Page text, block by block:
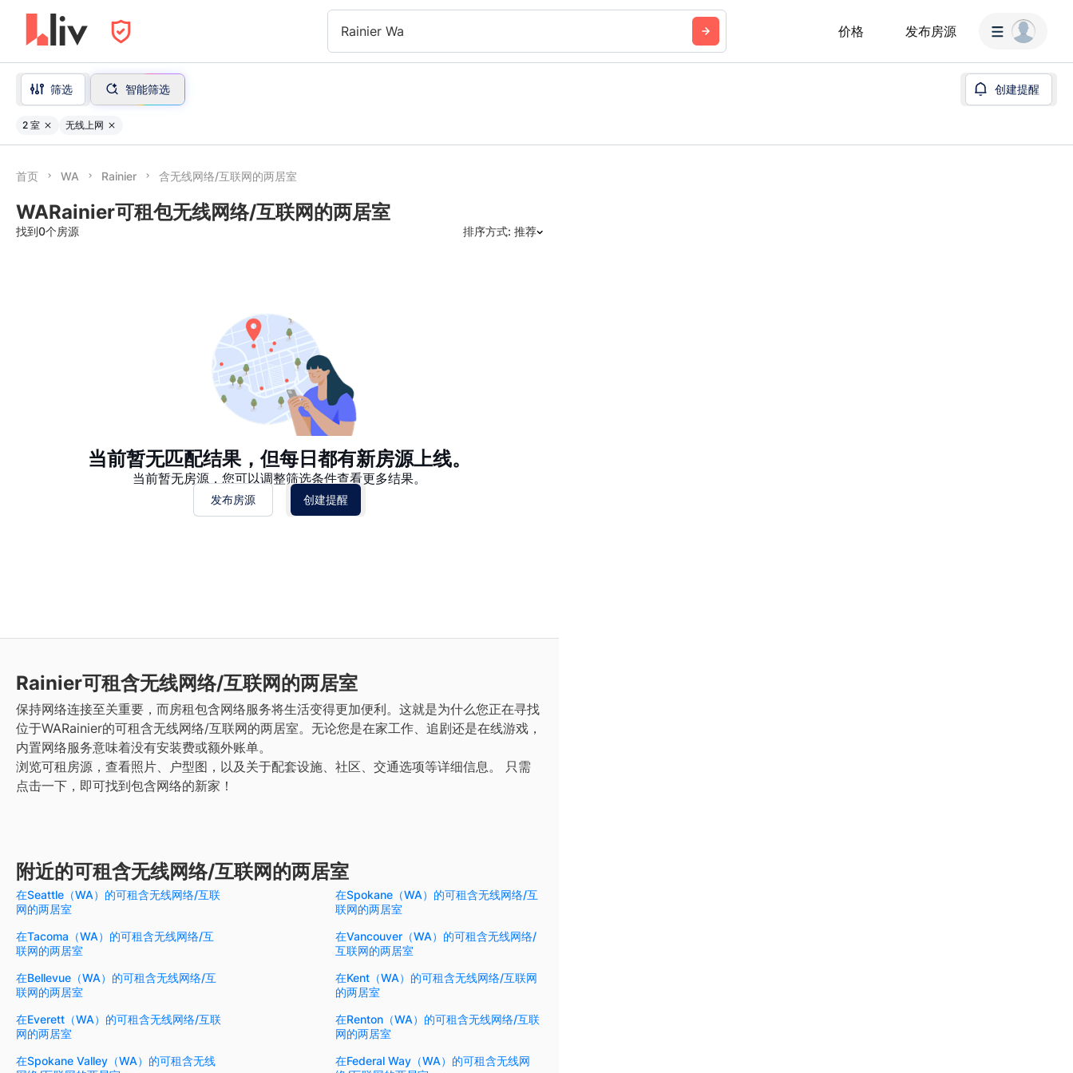
Rainier Wa 价格 发布房源
筛选 智能筛选 创建提醒
2 室 无线上网
首页 WA Rainier 含无线网络/互联网的两居室
WARainier可租包无线网络/互联网的两居室
找到0个房源 排序方式: 推荐
当前暂无匹配结果，但每日都有新房源上线。
当前暂无房源，您可以调整筛选条件查看更多结果。
发布房源 创建提醒
Rainier可租含无线网络/互联网的两居室
保持网络连接至关重要，而房租包含网络服务将生活变得更加便利。这就是为什么您正在寻找
位于WARainier的可租含无线网络/互联网的两居室。无论您是在家工作、追剧还是在线游戏，
内置网络服务意味着没有安装费或额外账单。
浏览可租房源，查看照片、户型图，以及关于配套设施、社区、交通选项等详细信息。
只需
点击一下，即可找到包含网络的新家！
附近的可租含无线网络/互联网的两居室
在Seattle（WA）的可租含无线网络/互联
网的两居室
在Spokane（WA）的可租含无线网络/互
联网的两居室
在Tacoma（WA）的可租含无线网络/互
联网的两居室
在Vancouver（WA）的可租含无线网络/
互联网的两居室
在Bellevue（WA）的可租含无线网络/互
联网的两居室
在Kent（WA）的可租含无线网络/互联网
的两居室
在Everett（WA）的可租含无线网络/互联
网的两居室
在Renton（WA）的可租含无线网络/互联
网的两居室
在Spokane Valley（WA）的可租含无线
在Federal Way（WA）的可租含无线网